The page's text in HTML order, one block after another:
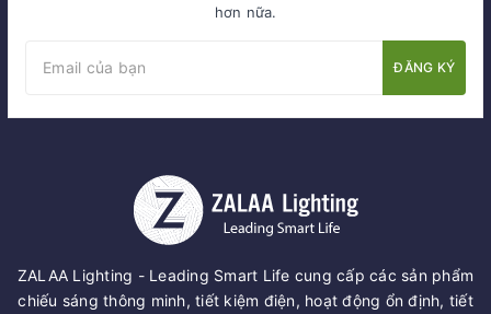
hơn nữa.
ĐĂNG KÝ
ZALAA Lighting - Leading Smart Life cung cấp các sản phẩm
chiếu sáng thông minh, tiết kiệm điện, hoạt động ổn định, tiết